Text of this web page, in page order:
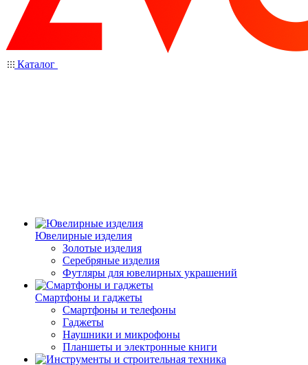
Каталог
Ювелирные изделия
Золотые изделия
Серебряные изделия
Футляры для ювелирных украшений
Смартфоны и гаджеты
Смартфоны и телефоны
Гаджеты
Наушники и микрофоны
Планшеты и электронные книги